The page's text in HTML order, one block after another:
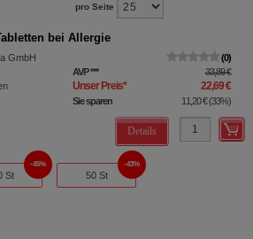
pro Seite
bei Allergie
GmbH
0
AVP*** 33,89 €
Unser Preis* 22,69 €
Sie sparen 11,20 €(33%)
Details
St
45%
50 St
43%